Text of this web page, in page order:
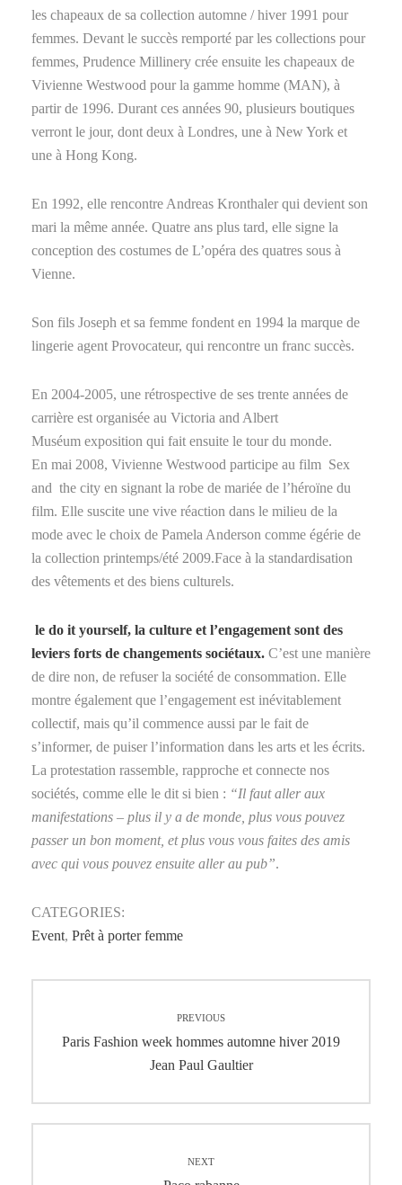
les chapeaux de sa collection automne / hiver 1991 pour
femmes. Devant le succès remporté par les collections pour
femmes, Prudence Millinery crée ensuite les chapeaux de
Vivienne Westwood pour la gamme homme (MAN), à
partir de 1996. Durant ces années 90, plusieurs boutiques
verront le jour, dont deux à Londres, une à New York et
une à Hong Kong.
En 1992, elle rencontre Andreas Kronthaler qui devient son
mari la même année. Quatre ans plus tard, elle signe la
conception des costumes de L’opéra des quatres sous à
Vienne.
Son fils Joseph et sa femme fondent en 1994 la marque de
lingerie agent Provocateur, qui rencontre un franc succès.
En 2004-2005, une rétrospective de ses trente années de
carrière est organisée au Victoria and Albert
Muséum exposition qui fait ensuite le tour du monde.
En mai 2008, Vivienne Westwood participe au film Sex
and the city en signant la robe de mariée de l’héroïne du
film. Elle suscite une vive réaction dans le milieu de la
mode avec le choix de Pamela Anderson comme égérie de
la collection printemps/été 2009.Face à la standardisation
des vêtements et des biens culturels.
le do it yourself, la culture et l’engagement sont des
leviers forts de changements sociétaux. C’est une manière
de dire non, de refuser la société de consommation. Elle
montre également que l’engagement est inévitablement
collectif, mais qu’il commence aussi par le fait de
s’informer, de puiser l’information dans les arts et les écrits.
La protestation rassemble, rapproche et connecte nos
sociétés, comme elle le dit si bien : “Il faut aller aux
manifestations – plus il y a de monde, plus vous pouvez
passer un bon moment, et plus vous vous faites des amis
avec qui vous pouvez ensuite aller au pub”.
CATEGORIES:
Event, Prêt à porter femme
de
PREVIOUS
Previous
Paris Fashion week hommes automne hiver 2019
Jean Paul Gaultier
NEXT